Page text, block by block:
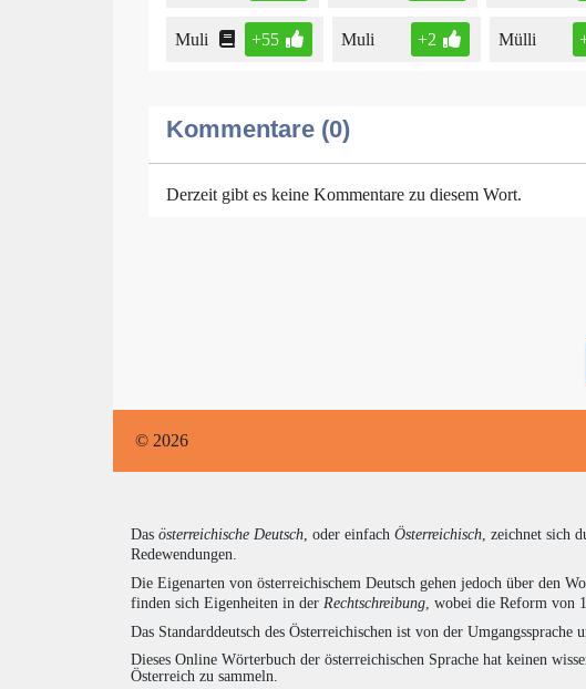
Muli +55 Muli +2 Mülli
Kommentare (0)
Derzeit gibt es keine Kommentare zu diesem Wort.
© 2026
Das österreichische Deutsch, oder einfach Österreichisch, zeichnet sich
Redewendungen.
Die Eigenarten von österreichischem Deutsch gehen jedoch über den
finden sich Eigenheiten in der Rechtschreibung, wobei die Reform von
Das Standarddeutsch des Österreichischen ist von der
Dieses Online Wörterbuch der österreichischen Sprache hat keinen
Österreich zu sammeln.